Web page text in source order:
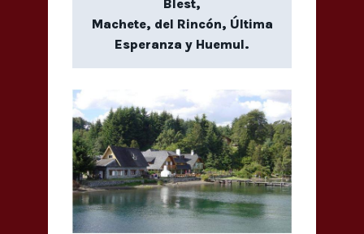
Blest,
Machete, del Rincón, Última
Esperanza y Huemul.